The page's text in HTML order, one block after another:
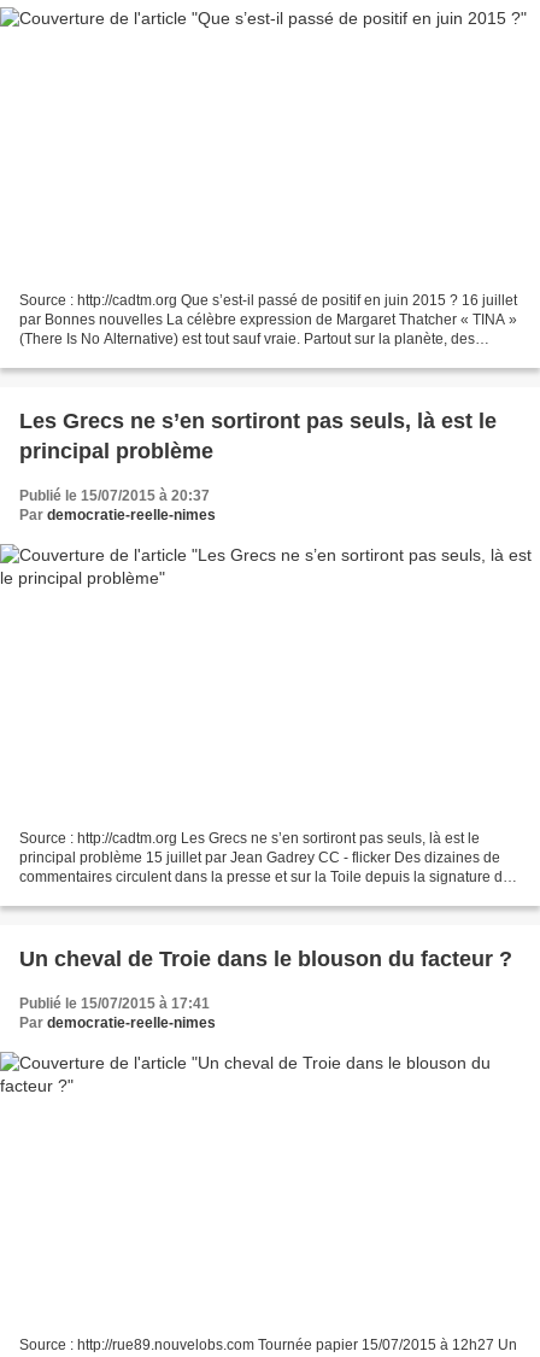
Source : http://cadtm.org Que s’est-il passé de positif en juin 2015 ? 16 juillet
par Bonnes nouvelles La célèbre expression de Margaret Thatcher « TINA »
(There Is No Alternative) est tout sauf vraie. Partout sur la planète, des
Les Grecs ne s’en sortiront pas seuls, là est le
principal problème
Publié le 15/07/2015 à 20:37
Par democratie-reelle-nimes
Source : http://cadtm.org Les Grecs ne s’en sortiront pas seuls, là est le
principal problème 15 juillet par Jean Gadrey CC - flicker Des dizaines de
commentaires circulent dans la presse et sur la Toile depuis la signature de
Un cheval de Troie dans le blouson du facteur ?
Publié le 15/07/2015 à 17:41
Par democratie-reelle-nimes
Source : http://rue89.nouvelobs.com Tournée papier 15/07/2015 à 12h27 Un